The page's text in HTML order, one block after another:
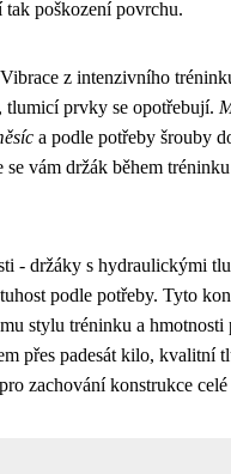
tak poškození povrchu.
z intenzivního
tlumicí prvky se opotřebují.
a podle potřeby šrouby
se vám držák během
- držáky s hydraulickými
podle potřeby. Tyto
stylu tréninku a hmotnosti
přes padesát kilo, kvalitní
zachování konstrukce